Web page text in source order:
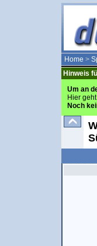
Home >
Hinweis
Um an
Hier
Noch